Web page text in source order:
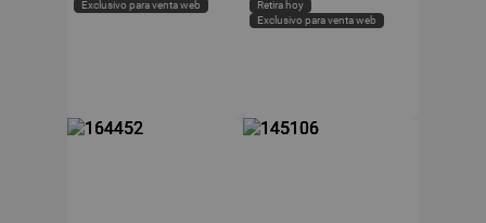
Exclusivo para venta web
Retira hoy
Exclusivo para venta web